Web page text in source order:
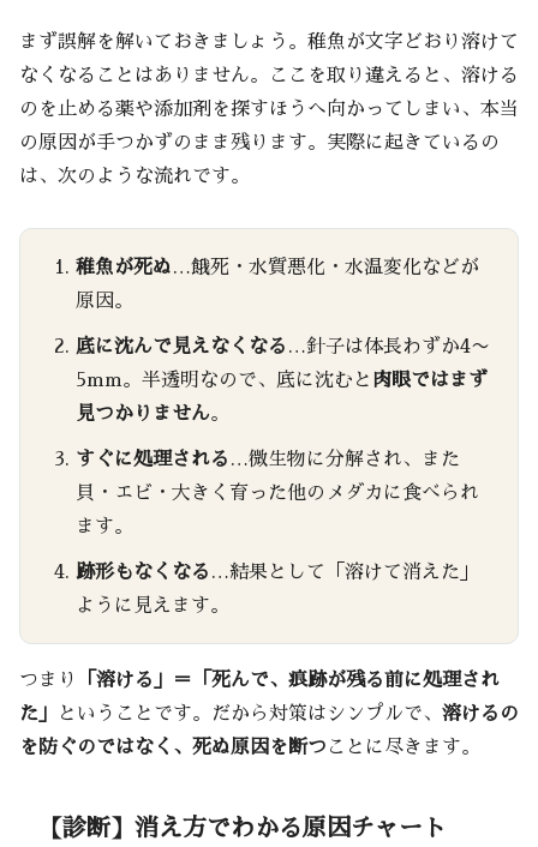
まず誤解を解いておきましょう。稚魚が文字どおり溶けて
なくなることはありません。ここを取り違えると、溶ける
のを止める薬や添加剤を探すほうへ向かってしまい、本当
の原因が手つかずのまま残ります。実際に起きているの
は、次のような流れです。
稚魚が死ぬ…餓死・水質悪化・水温変化などが
原因。
底に沈んで見えなくなる …針子は体長わずか4〜
5mm。半透明なので、底に沈むと 肉眼ではまず
見つかりません。
すぐに処理される …微生物に分解され、また
貝・エビ・大きく育った他のメダカに食べられ
ます。
跡形もなくなる …結果として「溶けて消えた」
ように見えます。
つまり
「溶ける」＝「死んで、痕跡が残る前に処理され
た」
ということです。だから対策はシンプルで、 溶けるの
を防ぐのではなく、死ぬ原因を断つ ことに尽きます。
【診断】消え方でわかる原因チャート